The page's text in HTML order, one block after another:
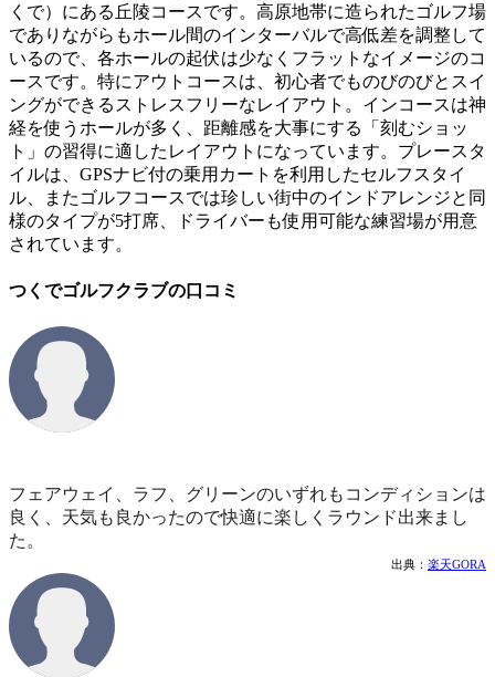
くで）にある丘陵コースです。高原地帯に造られたゴルフ場
でありながらもホール間のインターバルで高低差を調整して
いるので、各ホールの起伏は少なくフラットなイメージのコ
ースです。特にアウトコースは、初心者でものびのびとスイ
ングができるストレスフリーなレイアウト。インコースは神
経を使うホールが多く、距離感を大事にする「刻むショッ
ト」の習得に適したレイアウトになっています。プレースタ
イルは、GPSナビ付の乗用カートを利用したセルフスタイ
ル、またゴルフコースでは珍しい街中のインドアレンジと同
様のタイプが5打席、ドライバーも使用可能な練習場が用意
されています。
つくでゴルフクラブの口コミ
フェアウェイ、ラフ、グリーンのいずれもコンディションは
良く、天気も良かったので快適に楽しくラウンド出来まし
た。
出典： 楽天GORA